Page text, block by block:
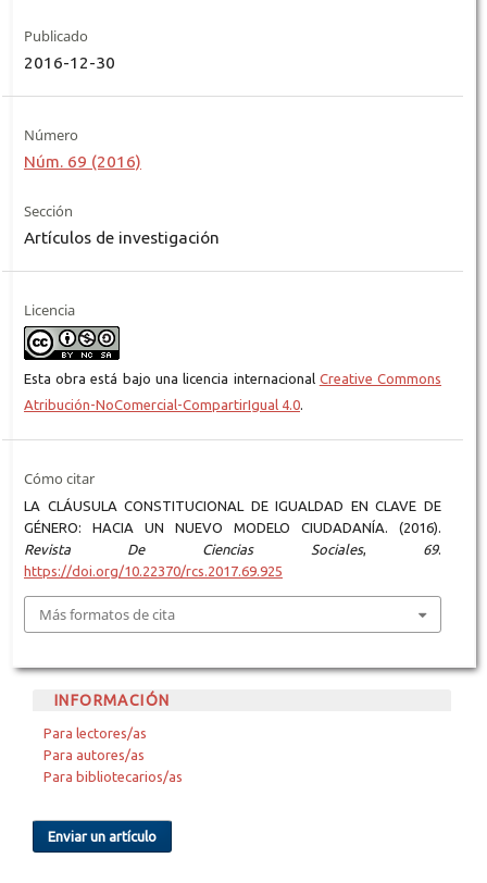
Publicado
2016-12-30
Número
Núm. 69 (2016)
Sección
Artículos de investigación
Licencia
Esta obra está bajo una licencia internacional Creative Commons
Atribución-NoComercial-CompartirIgual 4.0.
Cómo citar
LA CLÁUSULA CONSTITUCIONAL DE IGUALDAD EN CLAVE DE
GÉNERO: HACIA UN NUEVO MODELO CIUDADANÍA. (2016).
Revista De Ciencias Sociales, 69.
https://doi.org/10.22370/rcs.2017.69.925
Más formatos de cita
INFORMACIÓN
Para lectores/as
Para autores/as
Para bibliotecarios/as
Enviar un artículo